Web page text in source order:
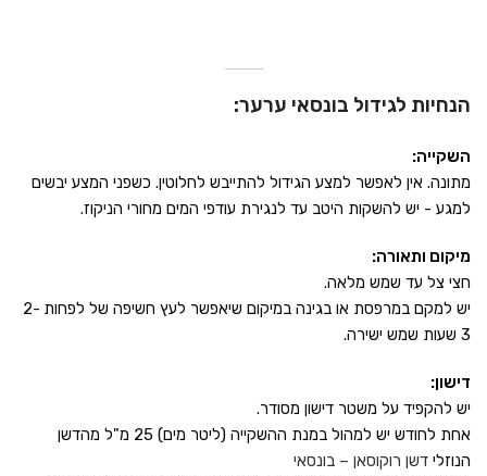
הנחיות לגידול בונסאי ערער:
השקייה:
מתונה. אין לאפשר למצע הגידול להתייבש לחלוטין. כשפני המצע יבשים
למגע - יש להשקות היטב עד לנגירת עודפי המים מחורי הניקוז.
מיקום ותאורה:
חצי צל עד שמש מלאה.
יש למקם במרפסת או בגינה במיקום שיאפשר לעץ חשיפה של לפחות 2-
3 שעות שמש ישירה.
דישון:
יש להקפיד על משטר דישון מסודר.
אחת לחודש יש למהול במנת ההשקייה (ליטר מים) 25 מ"ל מהדשן
הנוזלי דשן רוקוסאן – בונסאי